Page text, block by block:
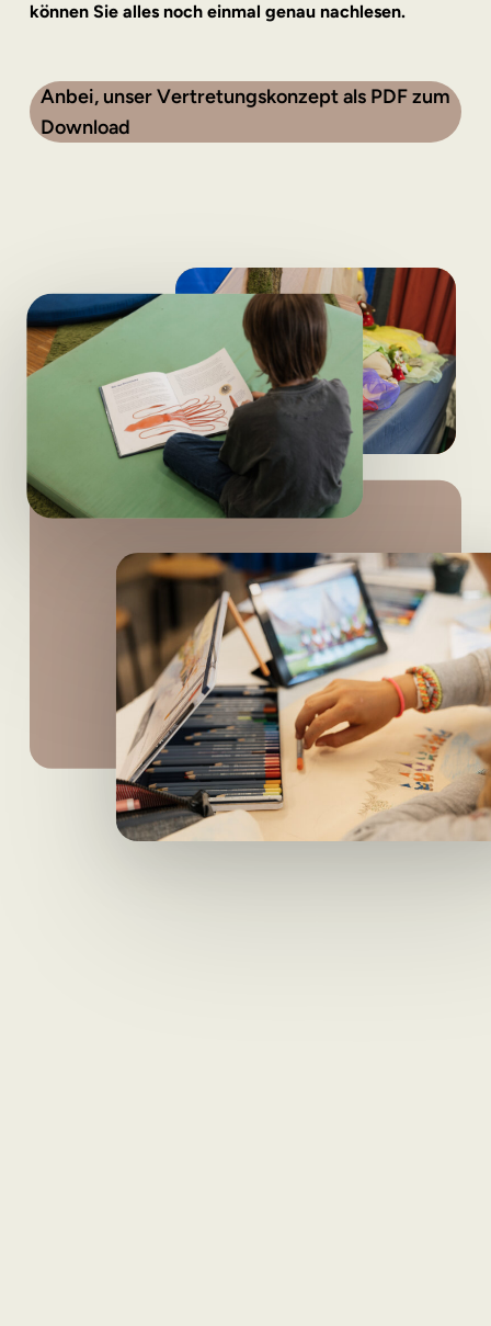
können Sie alles noch einmal genau nachlesen.
Anbei, unserVertretungskonzeptals PDFzum
Download